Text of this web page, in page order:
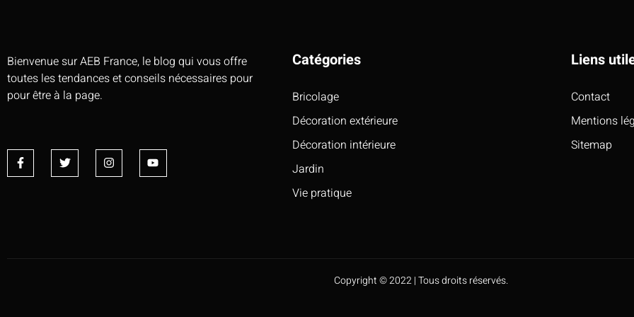
Bienvenue sur AEB France, le blog qui vous offre
toutes les tendances et conseils nécessaires pour
pour être à la page.
Catégories
Bricolage
Décoration extérieure
Décoration intérieure
Jardin
Vie pratique
Liens
Contact
Mentions
Sitemap
Copyright © 2022 | Tous droits réservés.